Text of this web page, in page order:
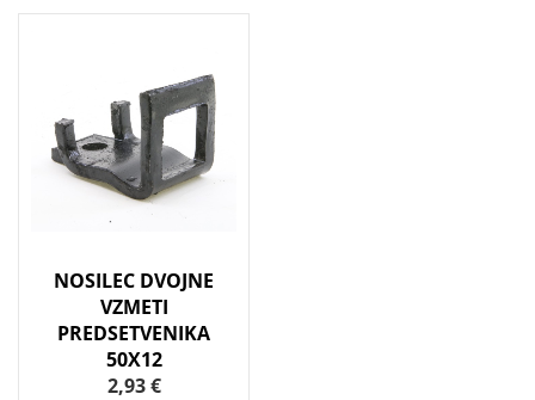
NOSILEC DVOJNE
VZMETI
PREDSETVENIKA
50X12
2,93 €